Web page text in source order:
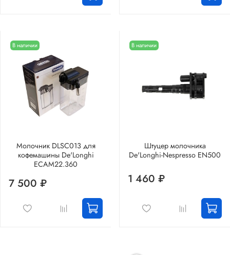
В наличии
Молочник DLSC013 для
кофемашины De'Longhi
ECAM22.360
7 500 ₽
В наличии
Штуцер молочника
De'Longhi-Nespresso EN500
1 460 ₽